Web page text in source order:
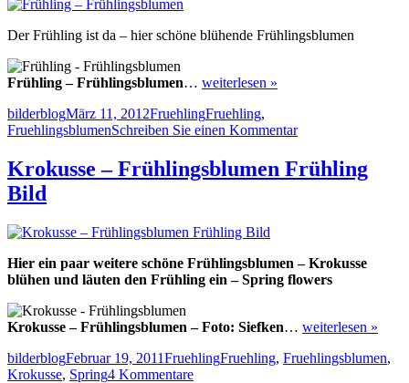
Der Frühling ist da – hier schöne blühende Frühlingsblumen
Frühling – Frühlingsblumen… weiterlesen »
Autor
bilderblogVeröffentlicht
am
März 11, 2012Kategorien
FruehlingSchlagwörter
Fruehling,
FruehlingsblumenSchreiben Sie einen Kommentarzu
–
Frühlingsblumen
Krokusse – Frühlingsblumen Frühling
Bild
Hier ein paar weitere schöne Frühlingsblumen – Krokusse
blühen und läuten den Frühling ein – Spring flowers
Krokusse – Frühlingsblumen – Foto: Siefken… weiterlesen »
Autor
bilderblogVeröffentlicht
am
Februar 19, 2011Kategorien
FruehlingSchlagwörter
Fruehling, Fruehlingsblumen,
Krokusse, Spring4 Kommentarezu